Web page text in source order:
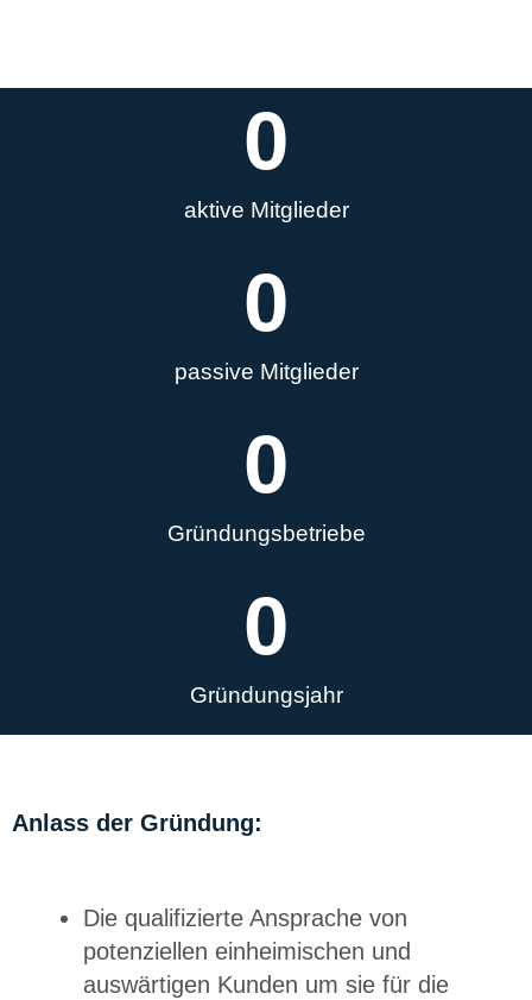
0
aktive Mitglieder
0
passive Mitglieder
0
Gründungsbetriebe
0
Gründungsjahr
Anlass der Gründung:
Die qualifizierte Ansprache von
potenziellen einheimischen und
auswärtigen Kunden um sie für die